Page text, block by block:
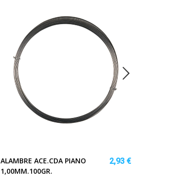
ALAMBRE ACE.CDA PIANO
1,00MM.100GR.
2,93 €